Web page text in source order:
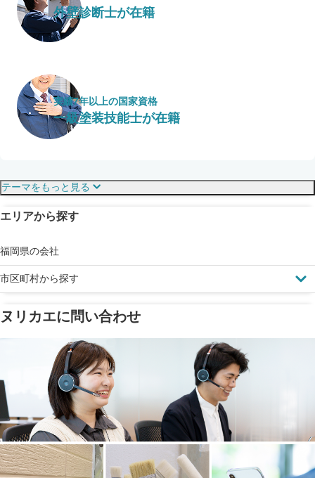
外壁診断士が在籍
実績7年以上の国家資格
一級塗装技能士が在籍
塗料の​品質を​保証
メーカー保証
工事保険
見えにくい屋根も安心
ドローン診断
省エネ効果
断熱・遮熱塗料対応
雨漏り修繕
テーマをもっと見る
エリアから探す
福岡県の会社
市区町村から探す
ヌリカエに問い合わせ